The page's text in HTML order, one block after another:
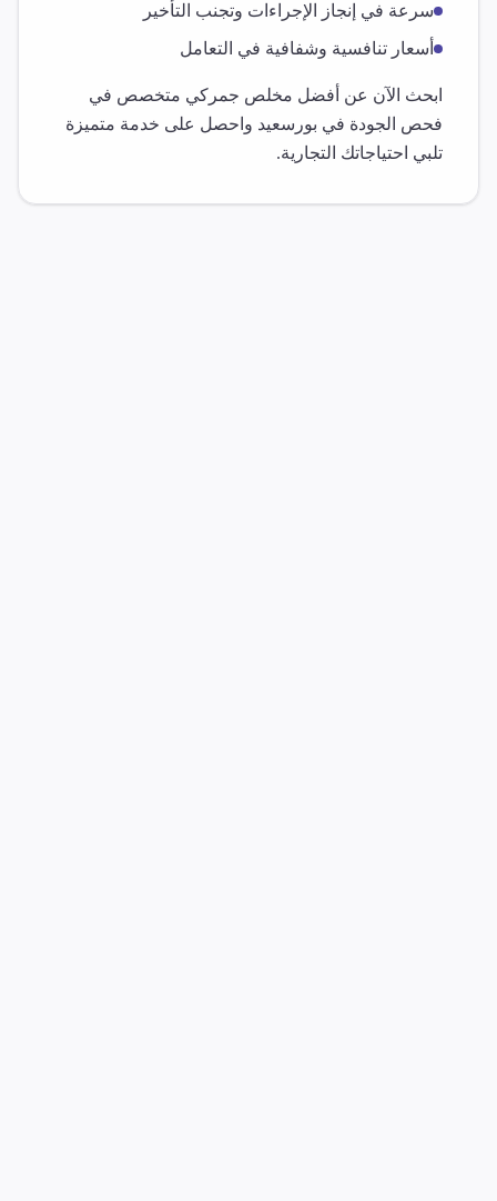
سرعة في إنجاز الإجراءات وتجنب التأخير
أسعار تنافسية وشفافية في التعامل
ابحث الآن عن أفضل مخلص جمركي متخصص في
فحص الجودة في بورسعيد واحصل على خدمة متميزة
تلبي احتياجاتك التجارية.